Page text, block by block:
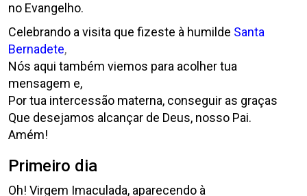
no Evangelho.
Celebrando a visita que fizeste à humilde Santa
Bernadete,
Nós aqui também viemos para acolher tua
mensagem e,
Por tua intercessão materna, conseguir as graças
Que desejamos alcançar de Deus, nosso Pai.
Amém!
Primeiro dia
Oh! Virgem Imaculada, aparecendo à